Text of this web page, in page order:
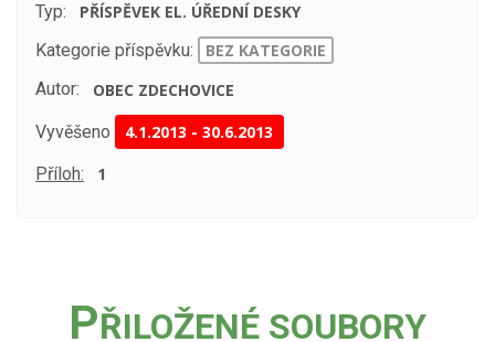
Typ:
PŘÍSPĚVEK EL. ÚŘEDNÍ DESKY
Kategorie příspěvku:
BEZ KATEGORIE
Autor:
OBEC ZDECHOVICE
Vyvěšeno 4.1.2013 -30.6.2013
Příloh: 1
PŘILOŽENÉ SOUBORY